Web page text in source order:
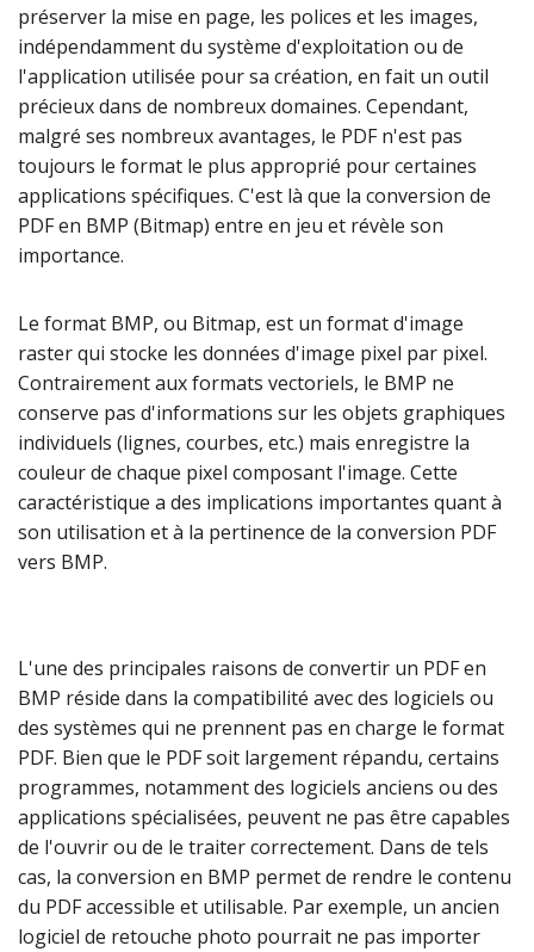
préserver la mise en page, les polices et les images,
indépendamment du système d'exploitation ou de
l'application utilisée pour sa création, en fait un outil
précieux dans de nombreux domaines. Cependant,
malgré ses nombreux avantages, le PDF n'est pas
toujours le format le plus approprié pour certaines
applications spécifiques. C'est là que la conversion de
PDF en BMP (Bitmap) entre en jeu et révèle son
importance.
Le format BMP, ou Bitmap, est un format d'image
raster qui stocke les données d'image pixel par pixel.
Contrairement aux formats vectoriels, le BMP ne
conserve pas d'informations sur les objets graphiques
individuels (lignes, courbes, etc.) mais enregistre la
couleur de chaque pixel composant l'image. Cette
caractéristique a des implications importantes quant à
son utilisation et à la pertinence de la conversion PDF
vers BMP.
L'une des principales raisons de convertir un PDF en
BMP réside dans la compatibilité avec des logiciels ou
des systèmes qui ne prennent pas en charge le format
PDF. Bien que le PDF soit largement répandu, certains
programmes, notamment des logiciels anciens ou des
applications spécialisées, peuvent ne pas être capables
de l'ouvrir ou de le traiter correctement. Dans de tels
cas, la conversion en BMP permet de rendre le contenu
du PDF accessible et utilisable. Par exemple, un ancien
logiciel de retouche photo pourrait ne pas importer